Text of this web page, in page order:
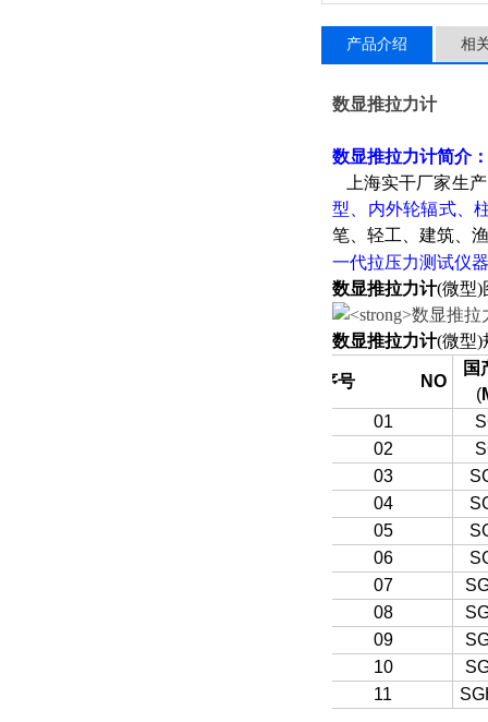
产品介绍 相
数显推拉力计
数显推拉力计简介：
上海实干厂家生
型、内外轮辐式、
笔、轻工、建筑、
一代拉压力测试仪
数显推拉力计(微型)
数显推拉力计(微型)
序号NO
国
(
01
02
03
04
05
06
07
08
09
10
11